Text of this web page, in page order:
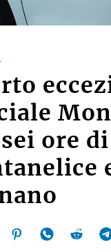
ore